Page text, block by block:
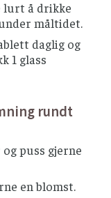
lurt å drikke
måltidet.
daglig og
1 glass
rundt
puss gjerne
en blomst.